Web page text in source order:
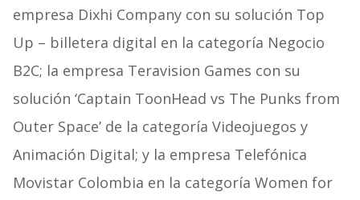
empresa Dixhi Company con su solución Top
Up – billetera digital en la categoría Negocio
B2C; la empresa Teravision Games con su
solución ‘Captain ToonHead vs The Punks from
Outer Space’ de la categoría Videojuegos y
Animación Digital; y la empresa Telefónica
Movistar Colombia en la categoría Women for